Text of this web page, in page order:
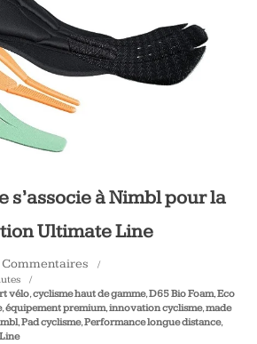
s’associe à Nimbl pour la
Ultimate Line
Commentaires
vélo,cyclisme haut de gamme,D65 Bio Foam,Eco
,équipement premium,innovation cyclisme,made
,Pad cyclisme,Performance longue distance,